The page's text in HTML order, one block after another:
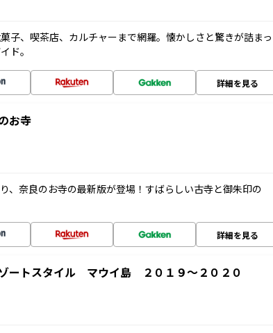
子、喫茶店、カルチャーまで網羅。懐かしさと驚きが詰まっ
ド。
詳細を見る
お寺
、奈良のお寺の最新版が登場！すばらしい古寺と御朱印の
詳細を見る
トスタイル マウイ島 ２０１９～２０２０